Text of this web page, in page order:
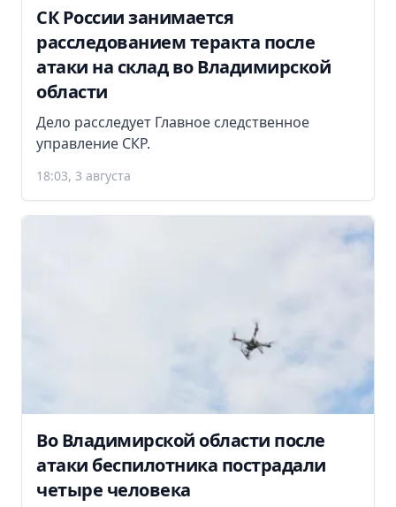
СК России занимается
расследованием теракта после
атаки на склад во Владимирской
области
Дело расследует Главное следственное
управление СКР.
18:03, 3 августа
Во Владимирской области после
атаки беспилотника пострадали
четыре человека